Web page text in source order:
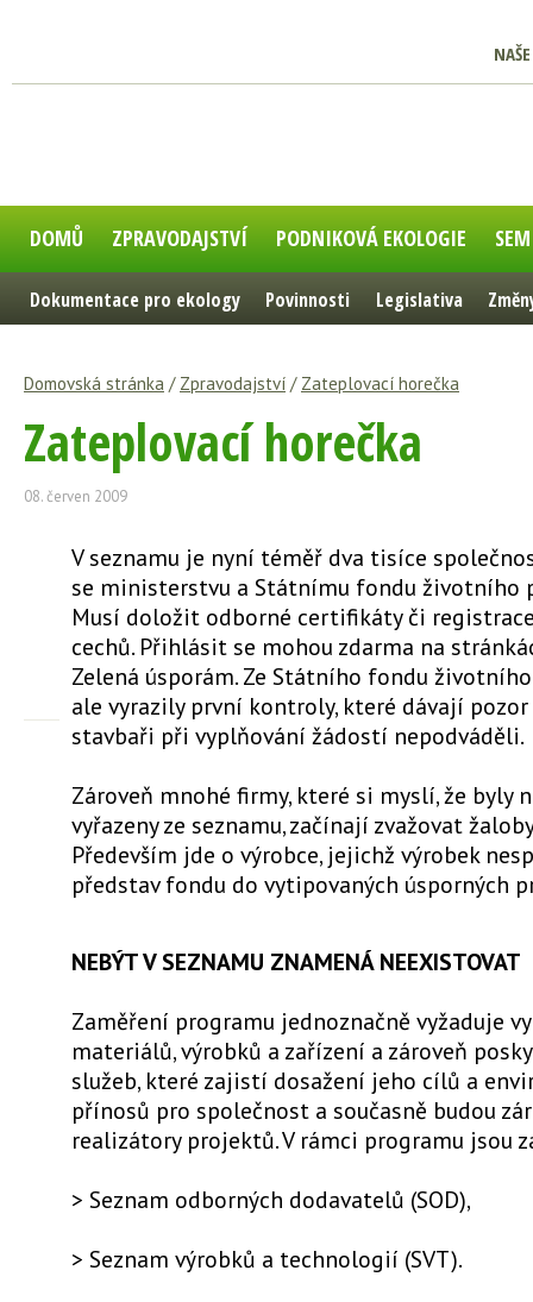
DOMŮ ZPRAVODAJSTVÍ PODNIKOVÁ EKOLOGIE
Dokumentace pro ekology Povinnosti Legislativa
Domovská stránka / Zpravodajství / Zateplovací horečka
Zateplovací horečka
08. červen 2009
V seznamu je nyní téměř dva tisíce
se ministerstvu a Státnímu fondu životního
Musí doložit odborné certifikáty či
cechů. Přihlásit se mohou zdarma na
Zelená úsporám. Ze Státního fondu
ale vyrazily první kontroly, které dávají pozor
stavbaři při vyplňování žádostí nepodváděli.
Zároveň mnohé firmy, které si myslí, že byly
vyřazeny ze seznamu, začínají zvažovat
Především jde o výrobce, jejichž výrobek
představ fondu do vytipovaných úsporných
NEBÝT V SEZNAMU ZNAMENÁ NEEXISTOVAT
Zaměření programu jednoznačně vyžaduje
materiálů, výrobků a zařízení a zároveň
služeb, které zajistí dosažení jeho cílů a
přínosů pro společnost a současně budou
realizátory projektů. V rámci programu jsou
> Seznam odborných dodavatelů (SOD),
> Seznam výrobků a technologií (SVT).